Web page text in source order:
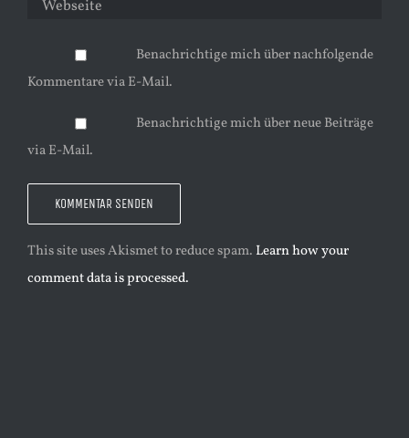
Benachrichtige mich über nachfolgende
Kommentare via E-Mail.
Benachrichtige mich über neue Beiträge
via E-Mail.
This site uses Akismet to reduce spam. Learn how your
comment data is processed.